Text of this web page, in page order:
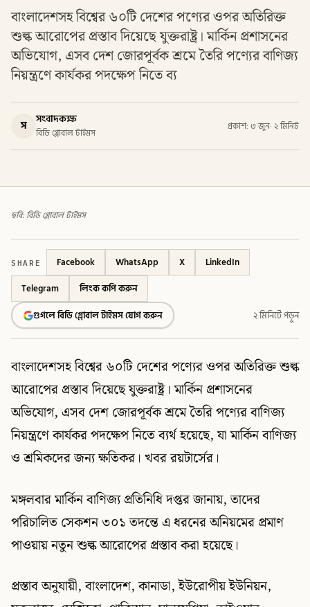
বাংলাদেশসহ বিশ্বের ৬০টি দেশের পণ্যের ওপর অতিরিক্ত
শুল্ক আরোপের প্রস্তাব দিয়েছে যুক্তরাষ্ট্র। মার্কিন প্রশাসনের
অভিযোগ, এসব দেশ জোরপূর্বক শ্রমে তৈরি পণ্যের বাণিজ্য
নিয়ন্ত্রণে কার্যকর পদক্ষেপ নিতে ব্য
স সংবাদকক্ষ
বিডি গ্লোবাল টাইমস
প্রকাশ: ৩ জুন· ২ মিনিট
ছবি: বিডি গ্লোবাল টাইমস
SHARE Facebook WhatsApp X
LinkedIn
Telegram
লিংক কপি করুন
গুগলে বিডি গ্লোবাল টাইমস যোগ করুন
২ মিনিটে পড়ুন
বাংলাদেশসহ বিশ্বের ৬০টি দেশের পণ্যের ওপর অতিরিক্ত শুল্ক
আরোপের প্রস্তাব দিয়েছে যুক্তরাষ্ট্র। মার্কিন প্রশাসনের
অভিযোগ, এসব দেশ জোরপূর্বক শ্রমে তৈরি পণ্যের বাণিজ্য
নিয়ন্ত্রণে কার্যকর পদক্ষেপ নিতে ব্যর্থ হয়েছে, যা মার্কিন বাণিজ্য
ও শ্রমিকদের জন্য ক্ষতিকর। খবর রয়টার্সের।
মঙ্গলবার মার্কিন বাণিজ্য প্রতিনিধি দপ্তর জানায়, তাদের
পরিচালিত সেকশন ৩০১ তদন্তে এ ধরনের অনিয়মের প্রমাণ
পাওয়ায় নতুন শুল্ক আরোপের প্রস্তাব করা হয়েছে।
প্রস্তাব অনুযায়ী, বাংলাদেশ, কানাডা, ইউরোপীয় ইউনিয়ন,